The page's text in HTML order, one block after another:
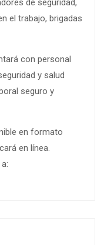
de seguridad,
el trabajo, brigadas
con personal
y salud
seguro y
en formato
en línea.